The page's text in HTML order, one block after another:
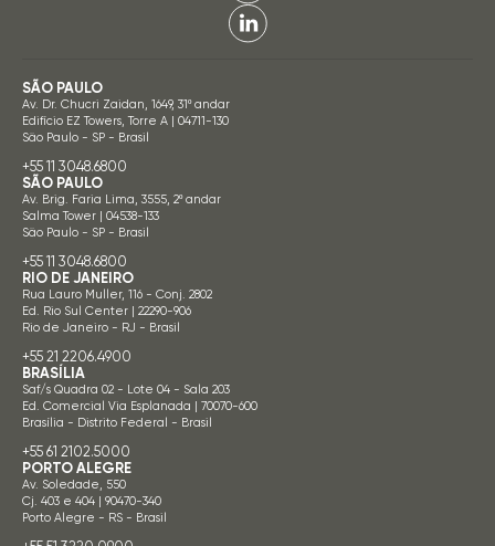
SÃO PAULO
Av. Dr. Chucri Zaidan, 1649, 31º andar
Edifício EZ Towers, Torre A | 04711-130
São Paulo - SP - Brasil
+55 11 3048.6800
SÃO PAULO
Av. Brig. Faria Lima, 3555, 2º andar
Salma Tower | 04538-133
São Paulo - SP - Brasil
+55 11 3048.6800
RIO DE JANEIRO
Rua Lauro Muller, 116 - Conj. 2802
Ed. Rio Sul Center | 22290-906
Rio de Janeiro - RJ - Brasil
+55 21 2206.4900
BRASÍLIA
Saf/s Quadra 02 - Lote 04 - Sala 203
Ed. Comercial Via Esplanada | 70070-600
Brasília - Distrito Federal - Brasil
+55 61 2102.5000
PORTO ALEGRE
Av. Soledade, 550
Cj. 403 e 404 | 90470-340
Porto Alegre - RS - Brasil